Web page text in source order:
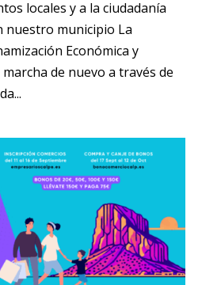
locales y a la ciudadanía
nuestro municipio La
Económica y
de nuevo a través de